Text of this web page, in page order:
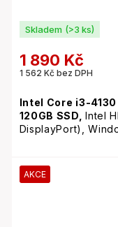
Skladem (>3 ks)
1 562 Kč bez DPH
1 890 Kč
Intel Core i3-4130
120GB SSD,Intel
DisplayPort),
AKCE